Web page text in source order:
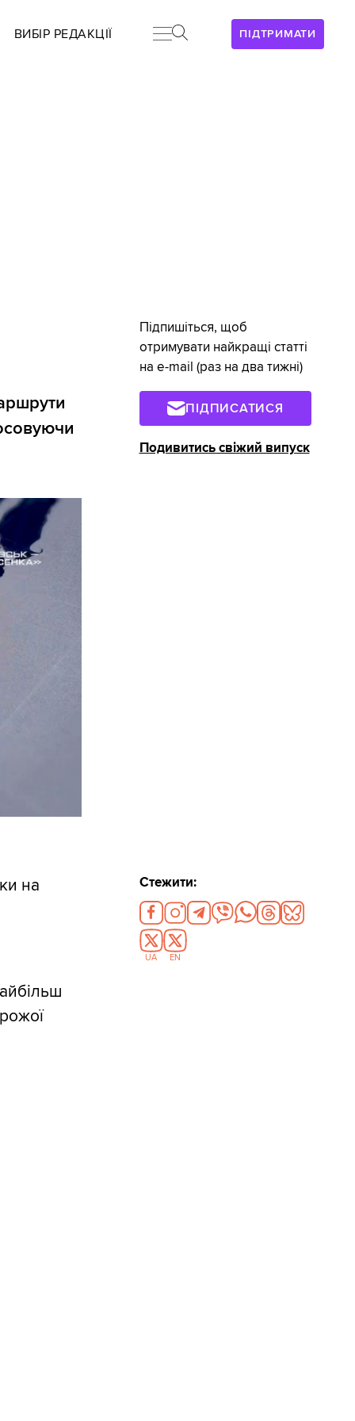
ПІДТРИМАТИ
ВИБІР РЕДАКЦІЇ
на
Підпишіться, щоб
отримувати найкращі статті
на e-mail (раз на два тижні)
ПІДПИСАТИСЯ
Подивитись свіжий випуск
Стежити:
UA EN